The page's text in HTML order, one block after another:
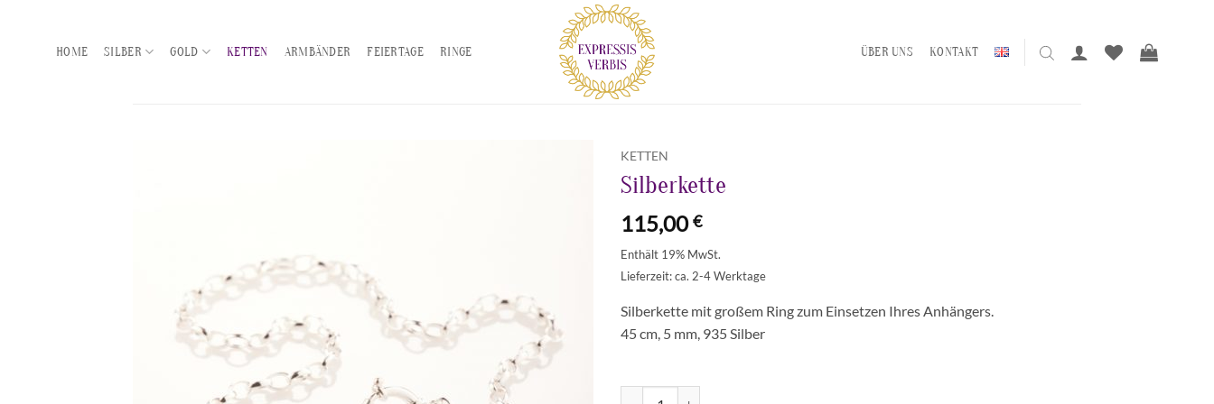
HOME SILBER GOLD KETTEN ARMBÄNDER FEIERTAGE RINGE ÜBER UNS KONTAKT
KETTEN
Silberkette
115,00€
Enthält 19% MwSt.
Lieferzeit: ca. 2-4 Werktage
Silberkette mit großem Ring zum Einsetzen Ihres Anhängers.
45 cm, 5 mm, 935 Silber